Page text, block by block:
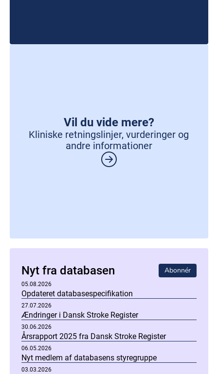
Vil du vide mere?
Kliniske retningslinjer, vurderinger og
andre informationer
Nyt fra databasen Abonnér
05.08.2026
Opdateret databasespecifikation
27.07.2026
Ændringer i Dansk Stroke Register
30.06.2026
Årsrapport 2025 fra Dansk Stroke Register
06.05.2026
Nyt medlem af databasens styregruppe
03.03.2026